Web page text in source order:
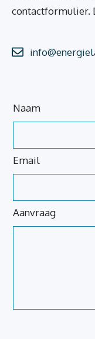
contactformulier.
Laat
dit
blanco
Naam
Email
Aanvraag